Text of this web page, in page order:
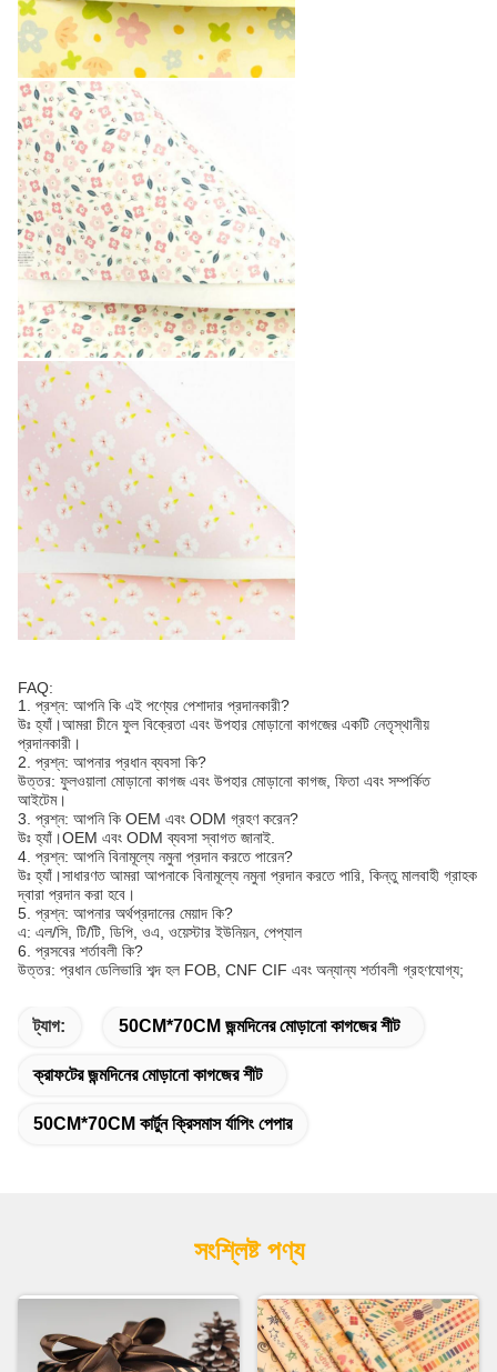
FAQ:
1. প্রশ্ন: আপনি কি এই পণ্যের পেশাদার প্রদানকারী?
উঃ হ্যাঁ।আমরা চীনে ফুল বিক্রেতা এবং উপহার মোড়ানো কাগজের একটি নেতৃস্থানীয়
প্রদানকারী।
2. প্রশ্ন: আপনার প্রধান ব্যবসা কি?
উত্তর: ফুলওয়ালা মোড়ানো কাগজ এবং উপহার মোড়ানো কাগজ, ফিতা এবং সম্পর্কিত
আইটেম।
3. প্রশ্ন: আপনি কি OEM এবং ODM গ্রহণ করেন?
উঃ হ্যাঁ।OEM এবং ODM ব্যবসা স্বাগত জানাই.
4. প্রশ্ন: আপনি বিনামূল্যে নমুনা প্রদান করতে পারেন?
উঃ হ্যাঁ।সাধারণত আমরা আপনাকে বিনামূল্যে নমুনা প্রদান করতে পারি, কিন্তু মালবাহী গ্রাহক
দ্বারা প্রদান করা হবে।
5. প্রশ্ন: আপনার অর্থপ্রদানের মেয়াদ কি?
এ: এল/সি, টি/টি, ডিপি, ওএ, ওয়েস্টার ইউনিয়ন, পেপ্যাল
6. প্রসবের শর্তাবলী কি?
উত্তর: প্রধান ডেলিভারি শব্দ হল FOB, CNF CIF এবং অন্যান্য শর্তাবলী গ্রহণযোগ্য;
ট্যাগ: 50CM*70CM জন্মদিনের মোড়ানো কাগজের শীট
ক্রাফটের জন্মদিনের মোড়ানো কাগজের শীট
50CM*70CM কার্টুন ক্রিসমাস র্যাপিং পেপার
সংশ্লিষ্ট পণ্য